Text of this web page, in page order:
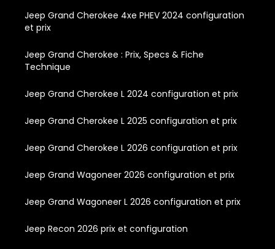
Jeep Grand Cherokee 4xe PHEV 2024 configuration
et prix
Jeep Grand Cherokee : Prix, Specs & Fiche
Technique
Jeep Grand Cherokee L 2024 configuration et prix
Jeep Grand Cherokee L 2025 configuration et prix
Jeep Grand Cherokee L 2026 configuration et prix
Jeep Grand Wagoneer 2026 configuration et prix
Jeep Grand Wagoneer L 2026 configuration et prix
Jeep Recon 2026 prix et configuration